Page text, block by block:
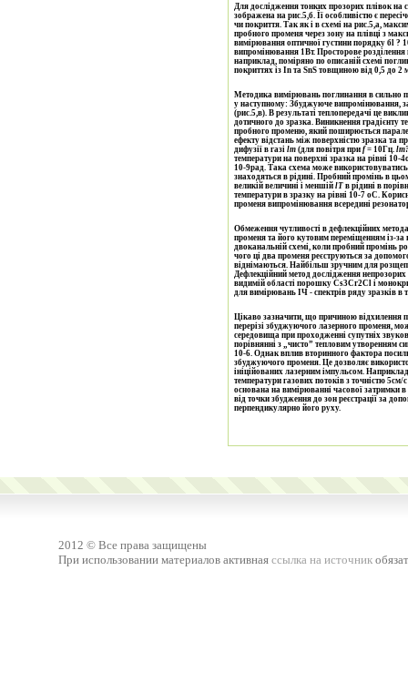
Для дослідження тонких прозорих плівок
зображена на рис.5,б. Її особливістю є
чи покриття. Так як і в схемі на рис.5,а,
пробного променя через зону на плівці з
вимірювання оптичної густини порядку бl
випромінювання 1Вт. Просторове
наприклад, поміряно по описаній схемі
покриттях із In та SnS товщиною від 0,5 до 2
Методика вимірювань поглинання в сильно
у наступному: Збуджуюче випромінювання,
(рис.5,в). В результаті теплопередачі це
дотичного до зразка. Виникнення градієнту
пробного променю, який поширюється
ефекту відстань між поверхністю зразка та
дифузії в газі lт (для повітря при f = 10Гц. lт
температури на поверхні зразка на рівні 10-4оС, що відповідає куту відхилення пробного променя приблизно
10-9рад. Така схема може використовуватись
знаходяться в рідині. Пробний промінь в
великій величині і меншій lT в рідині в
температури в зразку на рівні 10-7 оС.
променя випромінювання всередині
Обмеження чутливості в дефлекційних
променя та його кутовим переміщенням із-
двоканальній схемі, коли пробний промінь
чого ці два променя реєструються за
віднімаються. Найбільш зручним для
Дефлекційний метод дослідження
видимій області порошку Cs3Cr2Cl і
для вимірювань ІЧ - спектрів ряду зразків в
Цікаво зазначити, що причиною відхилення
перерізі збуджуючого лазерного променя,
середовища при проходженні супутніх
порівнянні з „чисто” тепловим утворенням
10-6. Однак вплив вторинного фактора
збуджуючого променя. Це дозволяє
ініційованих лазерним імпульсом.
температури газових потоків з точністю
основана на вимірюванні часової затримки
від точки збудження до зон реєстрації за
перпендикулярно його руху.
2012 © Все права защищены
При использовании материалов активная ссылка на источник